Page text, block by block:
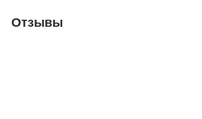
Отзывы